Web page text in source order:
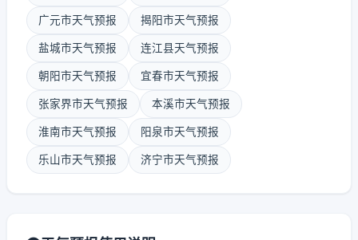
广元市天气预报 揭阳市天气预报
盐城市天气预报 连江县天气预报
朝阳市天气预报 宜春市天气预报
张家界市天气预报 本溪市天气预报
淮南市天气预报 阳泉市天气预报
乐山市天气预报 济宁市天气预报